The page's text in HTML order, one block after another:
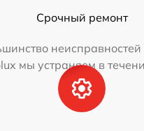
Срочный ремонт
неисправностей
мы устраняем в